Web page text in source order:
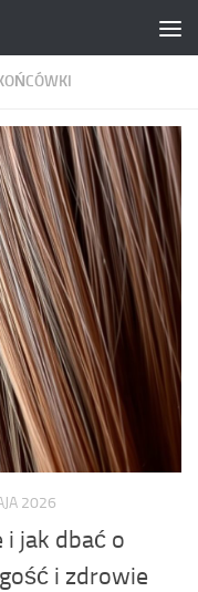
2026
i jak dbać o
i zdrowie